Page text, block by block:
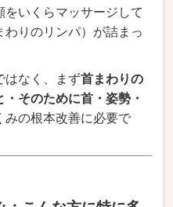
いくらマッサージして
わりのリンパ）が詰まっ
はなく、まず首まわりの
そのために首・姿勢・
みの根本改善に必要で